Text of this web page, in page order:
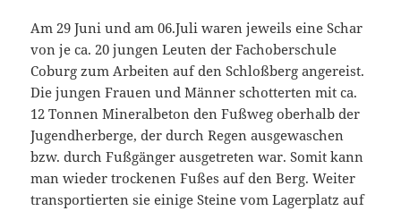
Am 29 Juni und am 06.Juli waren jeweils eine Schar
von je ca. 20 jungen Leuten der Fachoberschule
Coburg zum Arbeiten auf den Schloßberg angereist.
Die jungen Frauen und Männer schotterten mit ca.
12 Tonnen Mineralbeton den Fußweg oberhalb der
Jugendherberge, der durch Regen ausgewaschen
bzw. durch Fußgänger ausgetreten war. Somit kann
man wieder trockenen Fußes auf den Berg. Weiter
transportierten sie einige Steine vom Lagerplatz auf